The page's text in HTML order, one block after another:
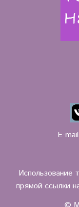
E-
Использование
прямой ссылки